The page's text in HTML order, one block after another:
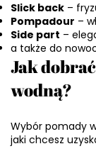
Slick back –
Pompadour –
Side part –
a także do
Jak
wodną?
Wybór pomady
jaki chcesz